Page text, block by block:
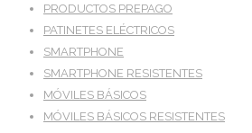
PRODUCTOS PREPAGO
PATINETES ELÉCTRICOS
SMARTPHONE
SMARTPHONE RESISTENTES
MÓVILES BÁSICOS
MÓVILES BÁSICOS RESISTENTES